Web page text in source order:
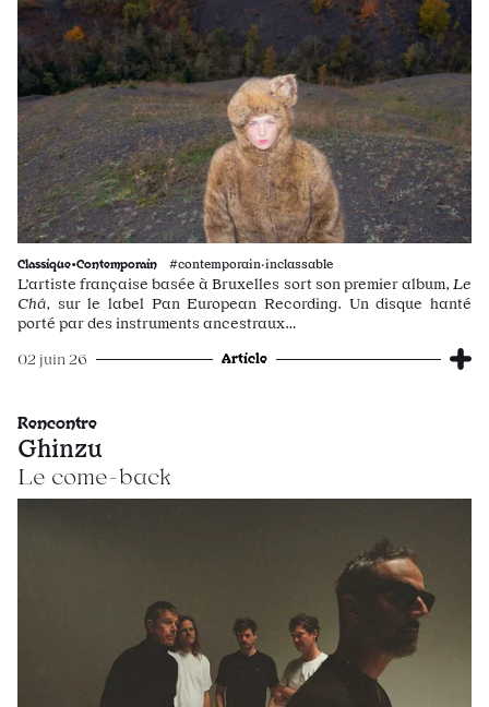
Classique•Contemporain #contemporain·inclassable
L’artiste française basée à Bruxelles sort son premier album, Le
Châ, sur le label Pan European Recording. Un disque hanté
porté par des instruments ancestraux…
02 juin 26 Article
Rencontre
Ghinzu
Le come-back